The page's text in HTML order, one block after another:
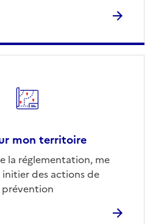
mon territoire
la réglementation, me
des actions de
prévention